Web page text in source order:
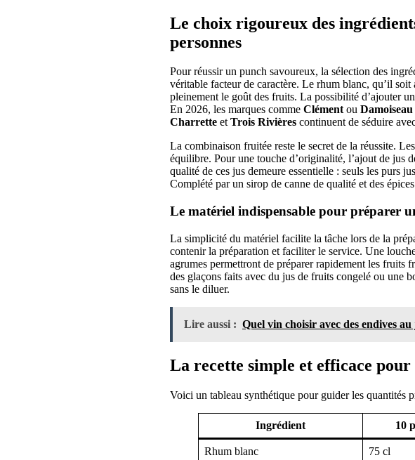
Le choix rigoureux des
personnes
Pour réussir un punch savoureux, la sélection des
véritable facteur de caractère. Le rhum blanc, qu’il
pleinement le goût des fruits. La possibilité d’ajouter
En 2026, les marques comme Clémentou Damoiseau
Charrette etTrois Rivières continuent de séduire
La combinaison fruitée reste le secret de la réussite.
équilibre. Pour une touche d’originalité, l’ajout de jus
qualité de ces jus demeure essentielle : seuls les purs
Complété par un sirop de canne de qualité et des
Le matériel indispensable pour préparer
La simplicité du matériel facilite la tâche lors de la
contenir la préparation et faciliter le service. Une
agrumes permettront de préparer rapidement les fruits
des glaçons faits avec du jus de fruits congelé ou une
sans le diluer.
Lire aussi : Quel vin choisir avec des endives
La recette simple et efficace
Voici un tableau synthétique pour guider les quantités
Ingrédient 10
Rhum blanc 75 cl